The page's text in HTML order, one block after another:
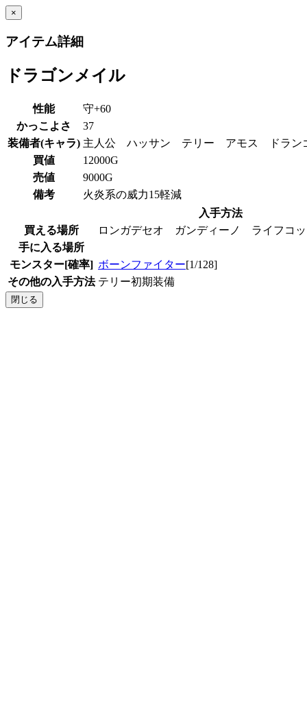
×
アイテム詳細
ドラゴンメイル
性能
守+60
かっこよさ
37
装備者(キャラ) 主人公 ハッサン テリー アモス ドラ
買値
12000G
売値
9000G
備考
火炎系の威力15軽減
入手方法
買える場所
ロンガデセオ ガンディーノ ライフコ
手に入る場所
モンスター[確率] ボーンファイター[1/128]
その他の入手方法 テリー初期装備
閉じる